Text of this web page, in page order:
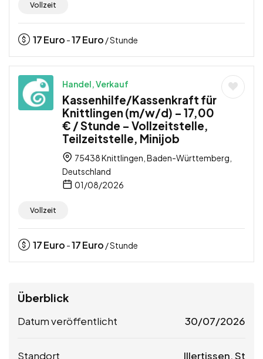
Vollzeit
17Euro -17Euro / Stunde
Handel, Verkauf
Kassenhilfe/Kassenkraft für
Knittlingen (m/w/d) – 17,00
€ / Stunde – Vollzeitstelle,
Teilzeitstelle, Minijob
75438 Knittlingen, Baden-Württemberg,
Deutschland
01/08/2026
Vollzeit
17Euro -17Euro / Stunde
Überblick
Datum veröffentlicht 30/07/2026
Standort Illertissen, St